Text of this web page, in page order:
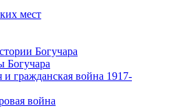
мест
Богучара
Богучара
гражданская война 1917-
война